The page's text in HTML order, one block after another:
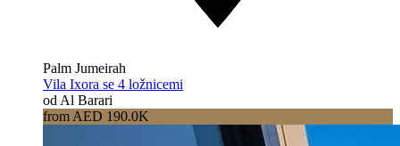
Palm Jumeirah
Vila Ixora se 4 ložnicemi
od Al Barari
from AED 190.0K